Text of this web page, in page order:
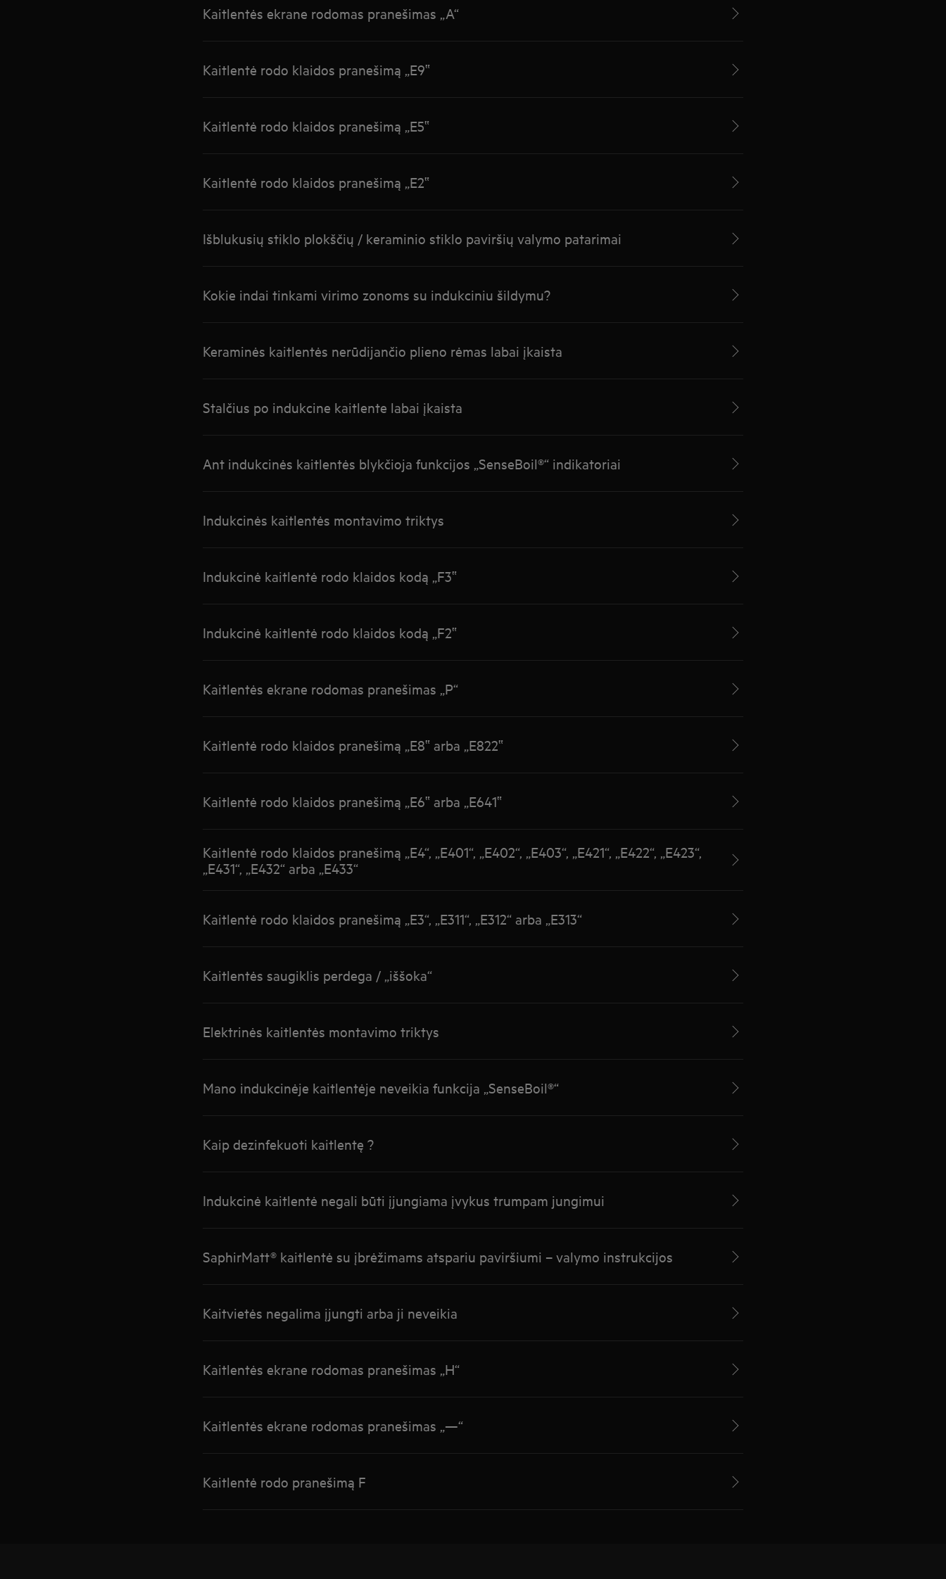
Kaitlentės ekrane rodomas pranešimas „A“
Kaitlentė rodo klaidos pranešimą „E9‟
Kaitlentė rodo klaidos pranešimą „E5‟
Kaitlentė rodo klaidos pranešimą „E2‟
Išblukusių stiklo plokščių / keraminio stiklo paviršių valymo patarimai
Kokie indai tinkami virimo zonoms su indukciniu šildymu?
Keraminės kaitlentės nerūdijančio plieno rėmas labai įkaista
Stalčius po indukcine kaitlente labai įkaista
Ant indukcinės kaitlentės blykčioja funkcijos „SenseBoil®“ indikatoriai
Indukcinės kaitlentės montavimo triktys
Indukcinė kaitlentė rodo klaidos kodą „F3‟
Indukcinė kaitlentė rodo klaidos kodą „F2‟
Kaitlentės ekrane rodomas pranešimas „P“
Kaitlentė rodo klaidos pranešimą „E8‟ arba „E822‟
Kaitlentė rodo klaidos pranešimą „E6‟ arba „E641‟
Kaitlentė rodo klaidos pranešimą „E4“, „E401“, „E402“, „E403“, „E421“, „E422“, „E423“,
„E431“, „E432“ arba „E433“
Kaitlentė rodo klaidos pranešimą „E3“, „E311“, „E312“ arba „E313“
Kaitlentės saugiklis perdega / „iššoka“
Elektrinės kaitlentės montavimo triktys
Mano indukcinėje kaitlentėje neveikia funkcija „SenseBoil®“
Kaip dezinfekuoti kaitlentę ?
Indukcinė kaitlentė negali būti įjungiama įvykus trumpam jungimui
SaphirMatt® kaitlentė su įbrėžimams atspariu paviršiumi – valymo instrukcijos
Kaitvietės negalima įjungti arba ji neveikia
Kaitlentės ekrane rodomas pranešimas „H“
Kaitlentės ekrane rodomas pranešimas „—“
Kaitlentė rodo pranešimą F